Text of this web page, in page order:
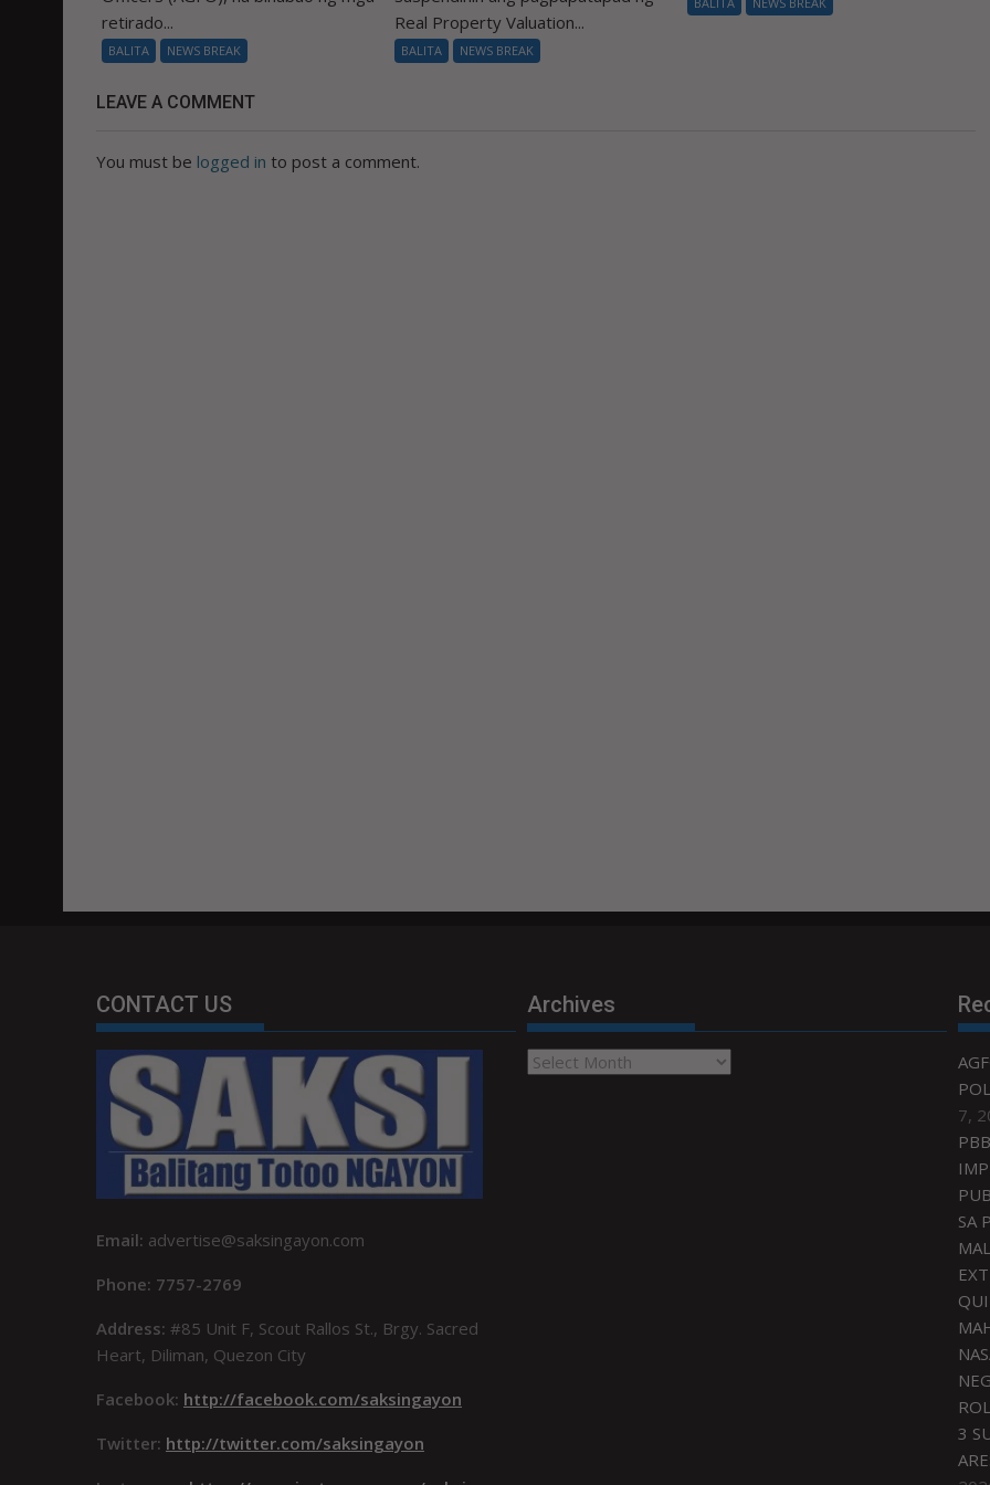
retirado...
BALITA NEWS BREAK
Real Property Valuation...
BALITA NEWS BREAK
LEAVE A COMMENT
You must be logged in to post a comment.
CONTACT US
Email: advertise@saksingayon.com
Phone: 7757-2769
Address: #85 Unit F, Scout Rallos St., Brgy. Sacred
Heart, Diliman, Quezon City
Facebook: http://facebook.com/saksingayon
Twitter: http://twitter.com/saksingayon
Archives
Archives
7,
SA
3